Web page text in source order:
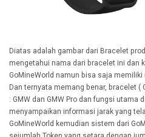
Diatas adalah gambar dari Bracelet
mengetahui nama dari bracelet ini dan
GoMineWorld namun bisa saja memiliki
Dan ternyata memang benar, bracelet (
: GMW dan GMW Pro dan fungsi utama
menyampaikan informasi jarak yang
GoMineWorld kemudian sistem dari